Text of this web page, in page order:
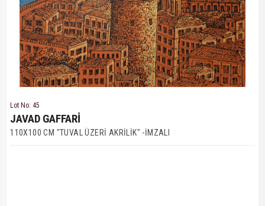
Lot No: 45
JAVAD GAFFARİ
110X100 CM "TUVAL ÜZERİ AKRİLİK" -İMZALI